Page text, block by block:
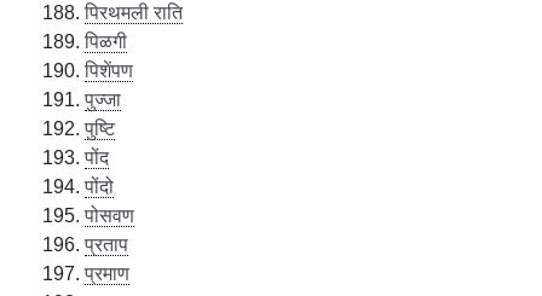
पिरथमली राति
पिळगी
पिशेंपण
पुज्जा
पुष्टि
पोंद
पोंदो
पोसवण
प्रताप
प्रमाण